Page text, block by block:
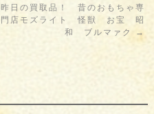
昨日の買取品！ 昔のおもちゃ専
門店モズライト 怪獣 お宝 昭
和 ブルマァク
→